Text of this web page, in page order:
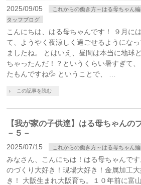
2025/09/05 これからの働き方～はる母ちゃん編
タッフブログ
こんにちは、はる母ちゃんです！ ９月に
て、ようやく夜涼しく過ごせるようになっ
ましたね。 とはいえ、昼間は本当に地球
ちゃったんだ！？というくらい暑すぎて、
たもんですね💦 ということで、 …
この記事を読む
【我が家の子供達】はる母ちゃんの
－５－
2025/07/15 これからの働き方～はる母ちゃん編
みなさん、こんにちは！はる母ちゃんです
のづくり大好き！現場大好き！金属加工
き！ 大阪生まれ大阪育ち。１０年前に富